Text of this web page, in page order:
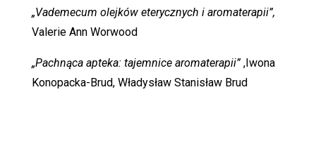
„Vademecum olejków eterycznych i aromaterapii”,
Valerie Ann Worwood
„Pachnąca apteka: tajemnice aromaterapii”,Iwona
Konopacka-Brud, Władysław Stanisław Brud